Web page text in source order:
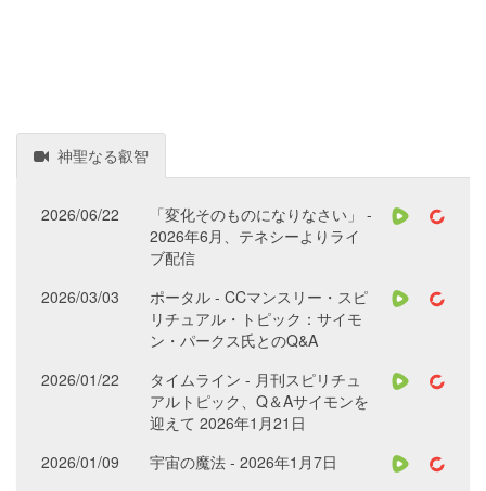
神聖なる叡智
2026/06/22
「変化そのものになりなさい」 -
2026年6月、テネシーよりライ
ブ配信
2026/03/03
ポータル - CCマンスリー・スピ
リチュアル・トピック：サイモ
ン・パークス氏とのQ&A
2026/01/22
タイムライン - 月刊スピリチュ
アルトピック、Q＆Aサイモンを
迎えて 2026年1月21日
2026/01/09
宇宙の魔法 - 2026年1月7日